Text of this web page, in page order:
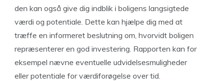
den kan også give dig indblik i boligens langsigtede
værdi og potentiale. Dette kan hjælpe dig med at
træffe en informeret beslutning om, hvorvidt boligen
repræsenterer en god investering. Rapporten kan for
eksempel nævne eventuelle udvidelsesmuligheder
eller potentiale for værdiforøgelse over tid.